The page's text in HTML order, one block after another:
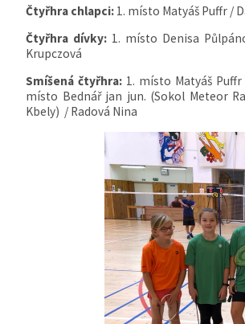
Čtyřhra chlapci: 1. místo Matyáš Puffr /
Čtyřhra dívky: 1. místo Denisa
Krupczová
Smíšená čtyřhra: 1. místo Matyáš
místo Bednář jan jun. (Sokol Meteor
Kbely) / Radová Nina